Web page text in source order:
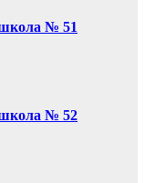
№ 51
№ 52